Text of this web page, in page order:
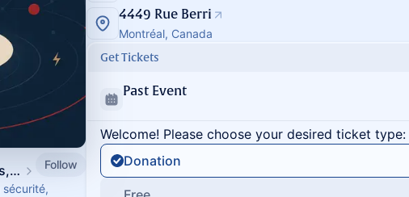
Montréal AI safety, ethics, and governance
Follow
sécurité,
4449 Rue Berri
Montréal, Canada
Get Tickets
Past Event
Welcome! Please choose your desired ticket type:
Donation